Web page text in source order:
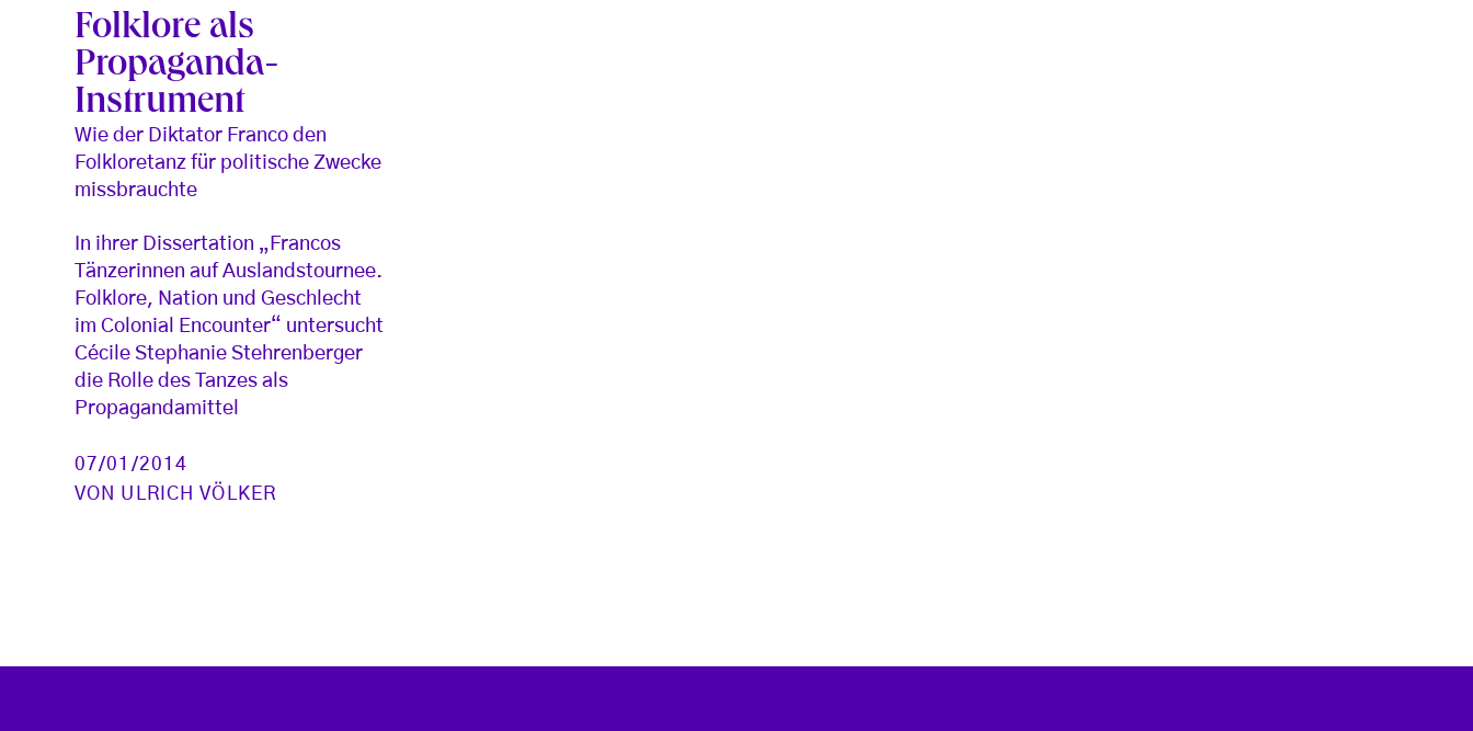
Folklore als
Propaganda-
Instrument
Wie der Diktator Franco den
Folkloretanz für politische Zwecke
missbrauchte
In ihrer Dissertation „Francos
Tänzerinnen auf Auslandstournee.
Folklore, Nation und Geschlecht
im Colonial Encounter“ untersucht
Cécile Stephanie Stehrenberger
die Rolle des Tanzes als
Propagandamittel
07/01/2014
VON ULRICH VÖLKER